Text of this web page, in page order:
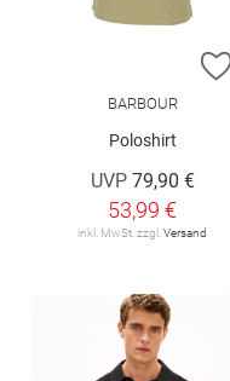
BARBOUR
Poloshirt
UVP 79,90 €
53,99 €
inkl. MwSt. zzgl. Versand